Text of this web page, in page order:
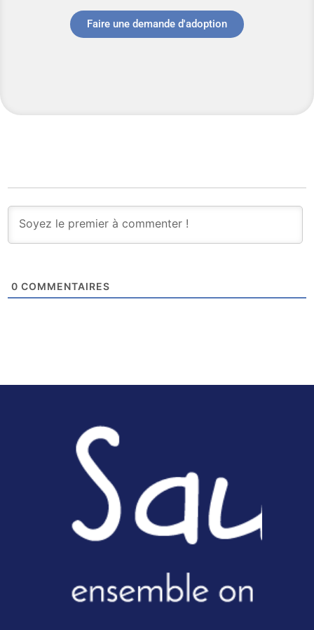
Faire une demande d'adoption
0 COMMENTAIRES